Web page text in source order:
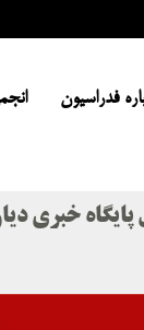
فدراسیون
خبری